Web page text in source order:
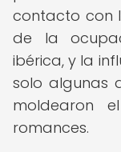
contacto con
de la
ibérica, y la
solo algunas
moldearon
romances.